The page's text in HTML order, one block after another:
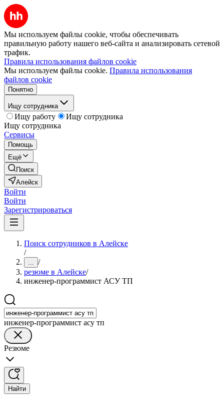
Мы используем файлы cookie, чтобы обеспечивать
правильную работу нашего веб-сайта и анализировать сетевой
трафик.
Правила использования файлов cookie
Мы используем файлы cookie. Правила использования
файлов cookie
Понятно
Ищу сотрудника
Ищу работу
Ищу сотрудника
Ищу сотрудника
Сервисы
Помощь
Ещё
Поиск
Алейск
Войти
Войти
Зарегистрироваться
Поиск сотрудников в Алейске
/
... /
резюме в Алейске/
инженер-программист АСУ ТП
инженер-программист асу тп
Резюме
Найти